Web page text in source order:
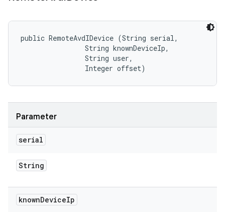
public RemoteAvdIDevice (String serial,
                String knownDeviceIp,
                String user,
                Integer offset)
Parameter
serial
String
knownDeviceIp